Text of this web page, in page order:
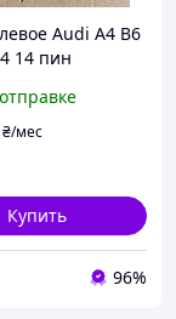
Audi A4 B6
14 пин
₴/мес
Купить
96%